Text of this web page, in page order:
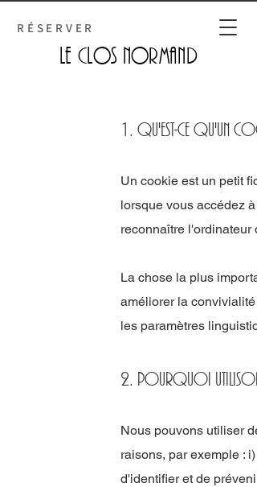
Le Clos normand
RÉSERVER
1. Qu'est-ce qu'un
Un cookie est un petit
lorsque vous accédez
reconnaître l'ordinateur
La chose la plus
améliorer la
les paramètres
2. Pourquoi
Nous pouvons utiliser
raisons, par exemple :
d'identifier et de